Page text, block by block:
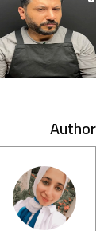
Author